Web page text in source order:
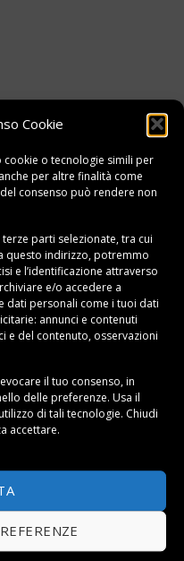
Cookie
o tecnologie simili per
per altre finalità come
consenso può rendere non
parti selezionate, tra cui
questo indirizzo, potremmo
e l’identificazione attraverso
e/o accedere a
dati personali come i tuoi dati
annunci e contenuti
e del contenuto, osservazioni
il tuo consenso, in
delle preferenze. Usa il
di tali tecnologie. Chiudi
accettare.
friggitrici ad aria da 9
innovativo
buona frittura ma in
di acquistare una
cuocervi. Per esempio
permettono di
e integrano un
sono dotati di vari